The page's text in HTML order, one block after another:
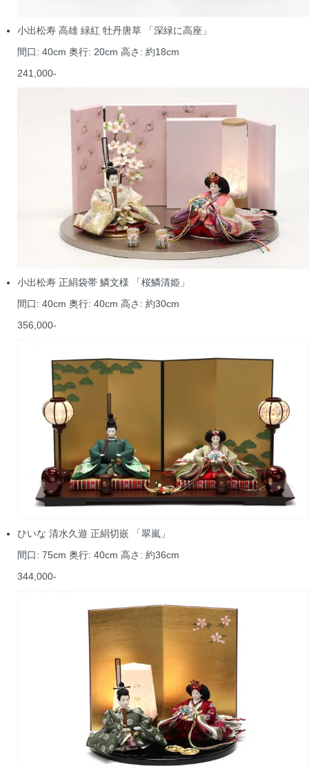
小出松寿 高雄 緑紅 牡丹唐草 「深緑に高座」
間口: 40cm 奥行: 20cm 高さ: 約18cm
241,000-
小出松寿 正絹袋帯 鱗文様 「桜鱗清姫」
間口: 40cm 奥行: 40cm 高さ: 約30cm
356,000-
ひいな 清水久遊 正絹切嵌 「翠嵐」
間口: 75cm 奥行: 40cm 高さ: 約36cm
344,000-